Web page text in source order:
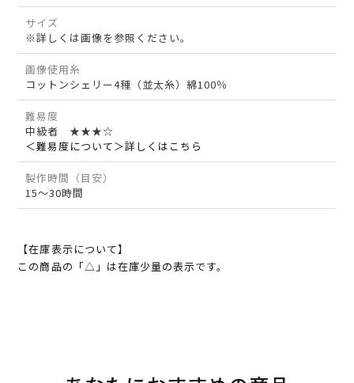
サイズ
※詳しくは画像を参照ください。
画像使用糸
コットンシェリー4種（並太糸）綿100％
難易度
中級者 ★★★☆
＜難易度について＞詳しくはこちら
製作時間（目安）
15～30時間
【在庫表示について】
この商品の「△」は在庫少量の表示です。